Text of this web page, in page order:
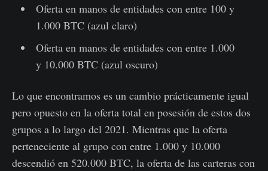
Oferta en manos de entidades con entre 100 y
1.000 BTC (azul claro)
Oferta en manos de entidades con entre 1.000
y 10.000 BTC (azul oscuro)
Lo que encontramos es un cambio prácticamente igual
pero opuesto en la oferta total en posesión de estos dos
grupos a lo largo del 2021. Mientras que la oferta
perteneciente al grupo con entre 1.000 y 10.000
descendió en 520.000 BTC, la oferta de las carteras con